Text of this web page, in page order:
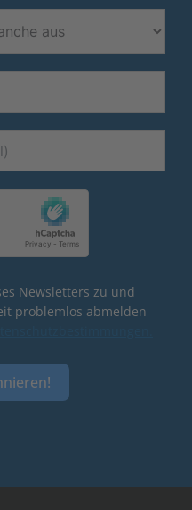
Newsletters zu und
problemlos abmelden